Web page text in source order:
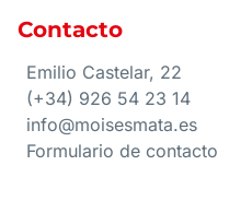
Contacto
Emilio Castelar, 22
(+34) 926 54 23 14
info@moisesmata.es
Formulario de contacto